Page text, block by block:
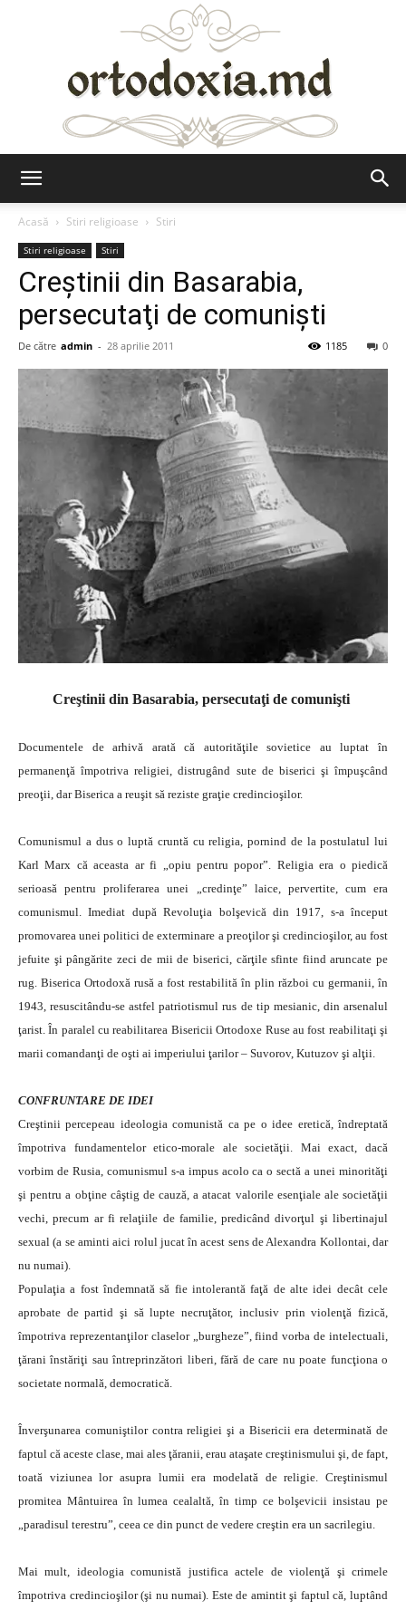
Acasă
Stiri religioase Stiri
Stiri religioase Stiri
Creştinii din Basarabia,
persecutaţi de comunişti
De către admin - 28 aprilie 2011 0
1185
Creştinii din Basarabia, persecutaţi de comunişti
Documentele de arhivă arată că autorităţile sovietice au luptat în
permanenţă împotriva religiei, distrugând sute de biserici şi împuşcând
preoţii, dar Biserica a reuşit să reziste graţie credincioşilor.
Comunismul a dus o luptă cruntă cu religia, pornind de la postulatul lui
Karl Marx că aceasta ar fi „opiu pentru popor”. Religia era o piedică
serioasă pentru proliferarea unei „credinţe” laice, pervertite, cum era
comunismul. Imediat după Revoluţia bolşevică din 1917, s-a început
promovarea unei politici de exterminare a preoţilor şi credincioşilor, au fost
jefuite şi pângărite zeci de mii de biserici, cărţile sfinte fiind aruncate pe
rug. Biserica Ortodoxă rusă a fost restabilită în plin război cu germanii, în
1943, resuscitându-se astfel patriotismul rus de tip mesianic, din arsenalul
ţarist. În paralel cu reabilitarea Bisericii Ortodoxe Ruse au fost reabilitaţi şi
marii comandanţi de oşti ai imperiului ţarilor – Suvorov, Kutuzov şi alţii.
CONFRUNTARE DE IDEI
Creştinii percepeau ideologia comunistă ca pe o idee eretică, îndreptată
împotriva fundamentelor etico-morale ale societăţii. Mai exact, dacă
vorbim de Rusia, comunismul s-a impus acolo ca o sectă a unei minorităţi
şi pentru a obţine câştig de cauză, a atacat valorile esenţiale ale societăţii
vechi, precum ar fi relaţiile de familie, predicând divorţul şi libertinajul
sexual (a se aminti aici rolul jucat în acest sens de Alexandra Kollontai, dar
nu numai).
Populaţia a fost îndemnată să fie intolerantă faţă de alte idei decât cele
aprobate de partid şi să lupte necruţător, inclusiv prin violenţă fizică,
împotriva reprezentanţilor claselor „burgheze”, fiind vorba de intelectuali,
ţărani înstăriţi sau întreprinzători liberi, fără de care nu poate funcţiona o
societate normală, democratică.
Înverşunarea comuniştilor contra religiei şi a Bisericii era determinată de
faptul că aceste clase, mai ales ţăranii, erau ataşate creştinismului şi, de fapt,
toată viziunea lor asupra lumii era modelată de religie. Creştinismul
promitea Mântuirea în lumea cealaltă, în timp ce bolşevicii insistau pe
„paradisul terestru”, ceea ce din punct de vedere creştin era un sacrilegiu.
Mai mult, ideologia comunistă justifica actele de violenţă şi crimele
împotriva credincioşilor (şi nu numai). Este de amintit şi faptul că, luptând